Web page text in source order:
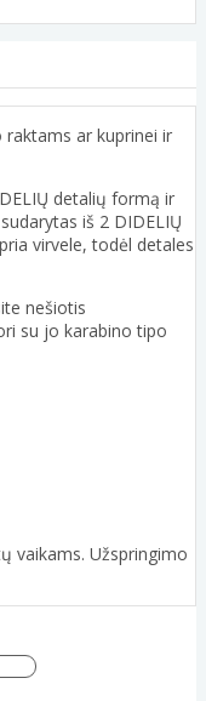
raktams ar kuprinei ir
detalių formą ir
iš 2 DIDELIŲ
virvele, todėl detales
nešiotis
su jo karabino tipo
vaikams. Užspringimo